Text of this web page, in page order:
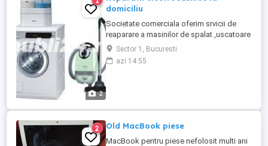
2
domiciliu
Societate comerciala oferim srvicii de
reaparare a masinilor de spalat ,uscatoare
rufe,aragaze,cuptoare in constanta si
imprejurimi. Se ofera garantie pentru
lucrarea efectuata si piesele schimbate.
Sector 1, Bucuresti
azi 14:55
2 Old MacBook piese
MacBook pentru piese nefolosit multi ani